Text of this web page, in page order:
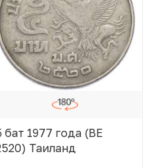
бат 1977 года (BE
Таиланд